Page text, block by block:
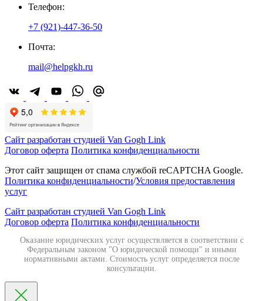
Телефон:
+7 (921)-447-36-50
Почта:
mail@helpgkh.ru
Сайт разработан студией Van Gogh Link
Договор оферта Политика конфиденциальности
Этот сайт защищен от спама службой reCAPTCHA Google.
Политика конфиденциальности/Условия предоставления
услуг
Сайт разработан студией Van Gogh Link
Договор оферта Политика конфиденциальности
Оказание юридических услуг осуществляется в соответствии с
Федеральным законом "О юридической помощи" и иными
нормативными актами. Стоимость услуг определяется после
консультации.